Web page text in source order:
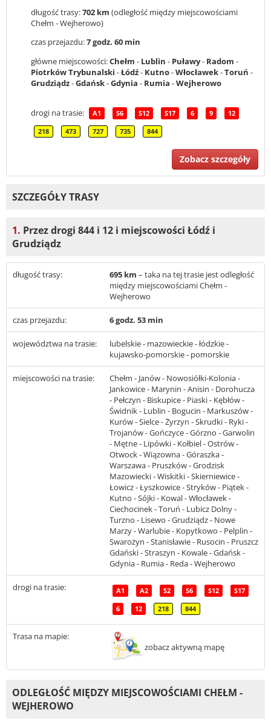
długość trasy:702 km (odległość między miejscowościami
Chełm - Wejherowo)
czas przejazdu:7 godz. 60 min
główne miejscowości:Chełm - Lublin - Puławy- Radom -
Piotrków Trybunalski -Łódź- Kutno-Włocławek-Toruń -
Grudziądz-Gdańsk-Gdynia - Rumia -Wejherowo
drogi na trasie: A1 S6 S12 S17 6 9 12
218 473 727 735 844
Zobacz szczegóły
SZCZEGÓŁY TRASY
1. Przez drogi 844 i 12 i miejscowości Łódź i
Grudziądz
długość trasy: 695 km – taka na tej trasie jest odległość
między miejscowościami Chełm -
Wejherowo
czas przejazdu: 6 godz. 53 min
województwa na trasie:
lubelskie - mazowieckie - łódzkie -
kujawsko-pomorskie - pomorskie
miejscowości na trasie:
Chełm - Janów - Nowosiółki-Kolonia -
Jankowice - Marynin - Anisin - Dorohucza
- Pełczyn - Biskupice - Piaski - Kębłów -
Świdnik - Lublin - Bogucin - Markuszów -
Kurów - Sielce - Żyrzyn - Skrudki - Ryki -
Trojanów - Gończyce - Górzno - Garwolin
- Mętne - Lipówki - Kołbiel - Ostrów -
Otwock - Wiązowna - Góraszka -
Warszawa - Pruszków - Grodzisk
Mazowiecki - Wiskitki - Skierniewice -
Łowicz - Łyszkowice - Stryków - Piątek -
Kutno - Sójki - Kowal - Włocławek -
Ciechocinek - Toruń - Lubicz Dolny -
Turzno - Lisewo - Grudziądz - Nowe
Marzy - Warlubie - Kopytkowo - Pelplin -
Swarożyn - Stanisławie - Rusocin - Pruszcz
Gdański - Straszyn - Kowale - Gdańsk -
Gdynia - Rumia - Reda - Wejherowo
drogi na trasie: A1 A2 S2 S6 S12 S17
6 12 218 844
Trasa na mapie:
zobacz aktywną mapę
ODLEGŁOŚĆ MIĘDZY MIEJSCOWOŚCIAMI CHEŁM -
WEJHEROWO